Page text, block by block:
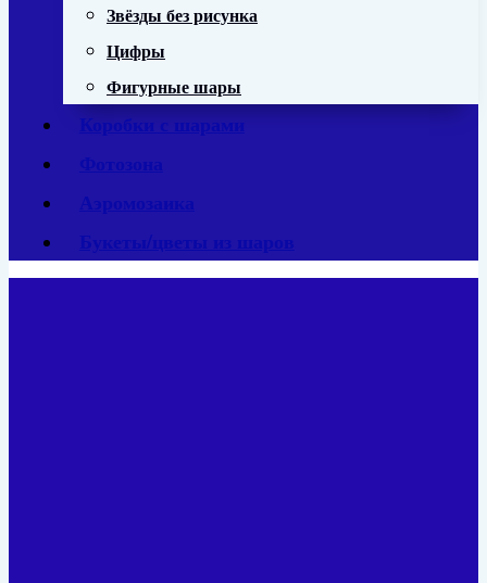
Звёзды без рисунка
Цифры
Фигурные шары
Коробки с шарами
Фотозона
Аэромозаика
Букеты/цветы из шаров